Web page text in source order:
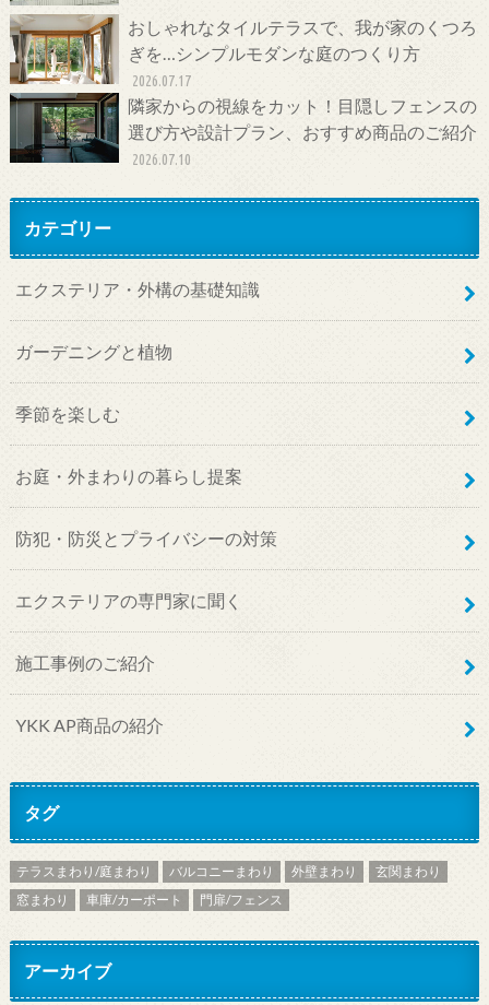
おしゃれなタイルテラスで、我が家のくつろ
ぎを…シンプルモダンな庭のつくり方
2026.07.17
隣家からの視線をカット！目隠しフェンスの
選び方や設計プラン、おすすめ商品のご紹介
2026.07.10
カテゴリー
エクステリア・外構の基礎知識
ガーデニングと植物
季節を楽しむ
お庭・外まわりの暮らし提案
防犯・防災とプライバシーの対策
エクステリアの専門家に聞く
施工事例のご紹介
YKK AP商品の紹介
タグ
テラスまわり/庭まわり バルコニーまわり 外壁まわり
玄関まわり
窓まわり
車庫/カーポート 門扉/フェンス
アーカイブ